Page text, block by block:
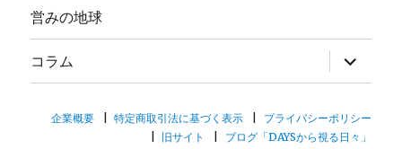
営みの地球
コラム サ
ブ
メ
ュ
ー
を
企業概要 特定商取引法に基づく表示
プライバシーポリシー
旧サイト
ブログ「DAYSから視る日々」